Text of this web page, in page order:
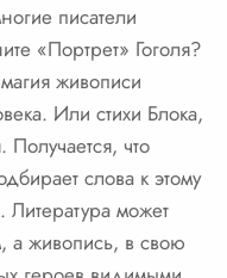
писатели
«Портрет» Гоголя?
живописи
Или стихи Блока,
что
слова к этому
может
а живопись, в свою